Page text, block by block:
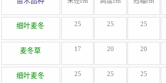
细叶麦冬 25 25 25
麦冬草 17 20 20
细叶麦冬 25 25 25